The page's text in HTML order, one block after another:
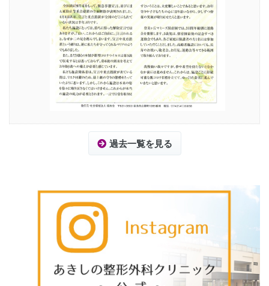
過去一覧を見る